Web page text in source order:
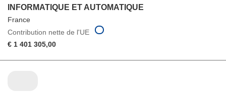
INFORMATIQUE ET AUTOMATIQUE
France
Contribution nette de l'UE
€ 1 401 305,00